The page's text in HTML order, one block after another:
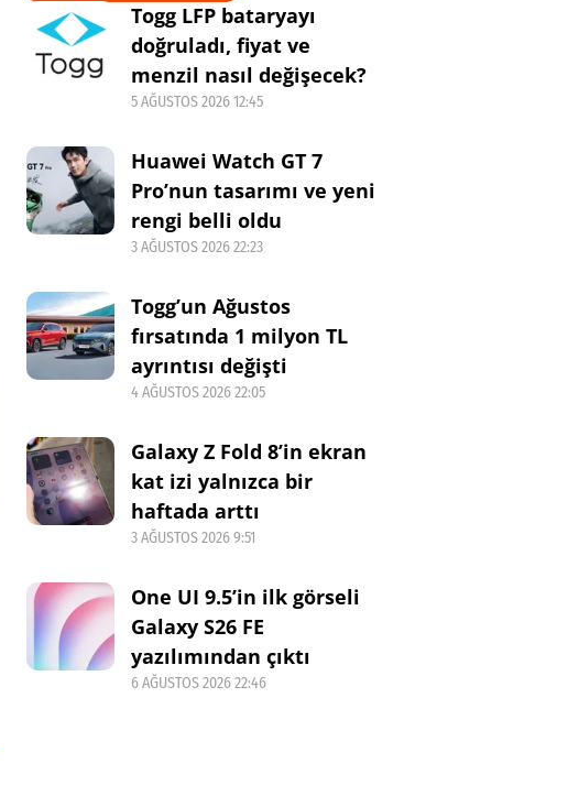
Togg LFP bataryayı
doğruladı, fiyat ve
menzil nasıl değişecek?
5 AĞUSTOS 2026 12:45
Huawei Watch GT 7
Pro’nun tasarımı ve yeni
rengi belli oldu
3 AĞUSTOS 2026 22:23
Togg’un Ağustos
fırsatında 1 milyon TL
ayrıntısı değişti
4 AĞUSTOS 2026 22:05
Galaxy Z Fold 8’in ekran
kat izi yalnızca bir
haftada arttı
3 AĞUSTOS 2026 9:51
One UI 9.5’in ilk görseli
Galaxy S26 FE
yazılımından çıktı
6 AĞUSTOS 2026 22:46